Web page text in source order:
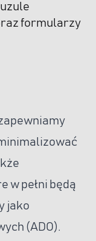
formularzy
w pełni będą
jako
(ADO).